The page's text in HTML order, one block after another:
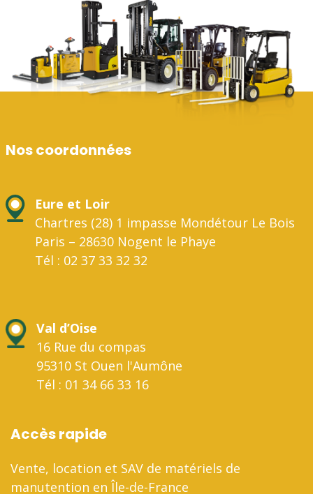
Nos coordonnées
Eure et Loir
Chartres (28) 1 impasse Mondétour Le Bois
Paris – 28630 Nogent le Phaye
Tél : 02 37 33 32 32
Val d’Oise
16 Rue du compas
95310 St Ouen l'Aumône
Tél : 01 34 66 33 16
Accès rapide
Vente, location et SAV de matériels de
manutention en Île-de-France